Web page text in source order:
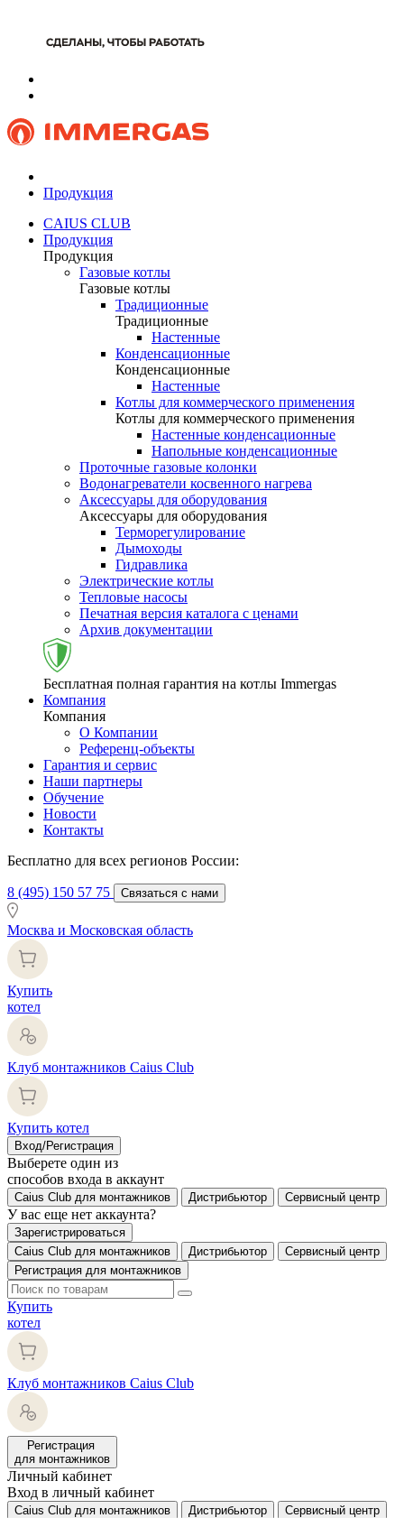
Продукция
CAIUS CLUB
Продукция
Продукция
Газовые котлы
Газовые котлы
Традиционные
Традиционные
Настенные
Конденсационные
Конденсационные
Настенные
Котлы для коммерческого применения
Котлы для коммерческого применения
Настенные конденсационные
Напольные конденсационные
Проточные газовые колонки
Водонагреватели косвенного нагрева
Аксессуары для оборудования
Аксессуары для оборудования
Терморегулирование
Дымоходы
Гидравлика
Электрические котлы
Тепловые насосы
Печатная версия каталога с ценами
Архив документации
Бесплатная полная гарантия на котлы Immergas
Компания
Компания
О Компании
Референц-объекты
Гарантия и сервис
Наши партнеры
Обучение
Новости
Контакты
Бесплатно для всех регионов России:
8 (495) 150 57 75 Связаться с нами
Москва и Московская область
Купить
котел
Клуб монтажников Caius Club
Купить котел
Вход/Регистрация
Выберете один из
способов входа в аккаунт
Caius Club для монтажников Дистрибьютор Сервисный центр
У вас еще нет аккаунта?
Зарегистрироваться
Caius Club для монтажников
Дистрибьютор
Сервисный центр
Регистрация для монтажников
Купить
котел
Клуб монтажников Caius Club
Регистрация
для монтажников
Личный кабинет
Вход в личный кабинет
Caius Club для монтажников Дистрибьютор Сервисный центр